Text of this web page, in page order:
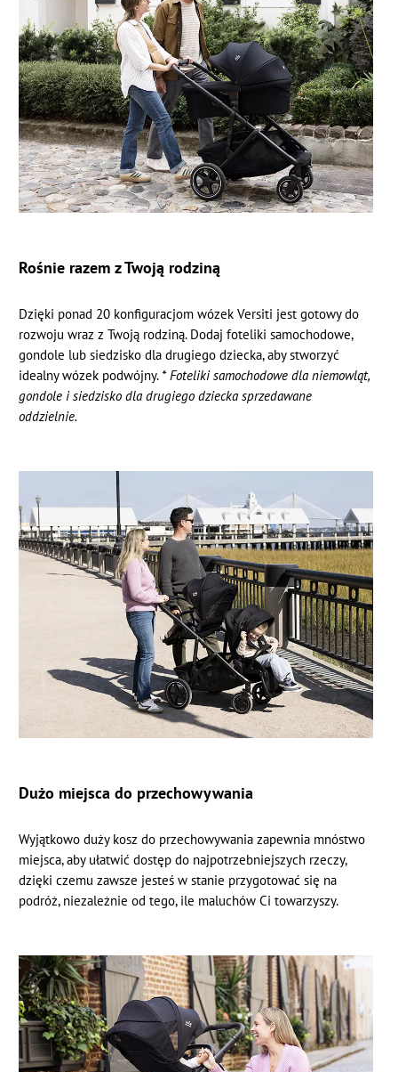
Rośnie razem z Twoją rodziną
Dzięki ponad 20 konfiguracjom wózek Versiti jest gotowy do
rozwoju wraz z Twoją rodziną. Dodaj foteliki samochodowe,
gondole lub siedzisko dla drugiego dziecka, aby stworzyć
idealny wózek podwójny. * Foteliki samochodowe dla niemowląt,
gondole i siedzisko dla drugiego dziecka sprzedawane
oddzielnie.
Dużo miejsca do przechowywania
Wyjątkowo duży kosz do przechowywania zapewnia mnóstwo
miejsca, aby ułatwić dostęp do najpotrzebniejszych rzeczy,
dzięki czemu zawsze jesteś w stanie przygotować się na
podróż, niezależnie od tego, ile maluchów Ci towarzyszy.